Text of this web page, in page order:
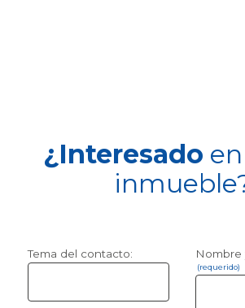
¿Interesado
Tema del contacto: Nombre
(requerido)